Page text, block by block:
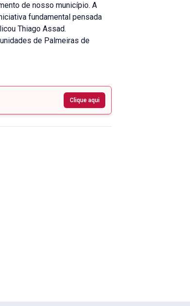
de nosso município. A
fundamental pensada
Thiago Assad.
de Palmeiras de
Clique aqui